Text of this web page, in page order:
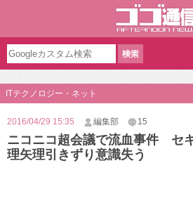
ITテクノロジー・ネット
2016/04/29 15:35 編集部 15
ニコニコ超会議で流血事件 セ
理矢理引きずり意識失う